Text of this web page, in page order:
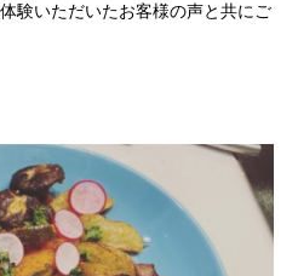
験いただいたお客様の声と共にご